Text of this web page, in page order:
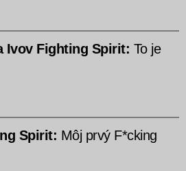
Ivov Fighting Spirit: To je
Spirit: Môj prvý F*cking